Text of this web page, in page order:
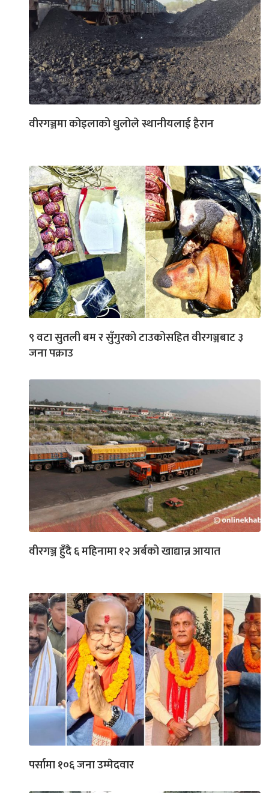
वीरगञ्जमा कोइलाको धुलोले स्थानीयलाई हैरान
९ वटा सुतली बम र सुँगुरको टाउकोसहित वीरगञ्जबाट ३
जना पक्राउ
वीरगञ्ज हुँदै ६ महिनामा १२ अर्बको खाद्यान्न आयात
पर्सामा १०६ जना उम्मेदवार